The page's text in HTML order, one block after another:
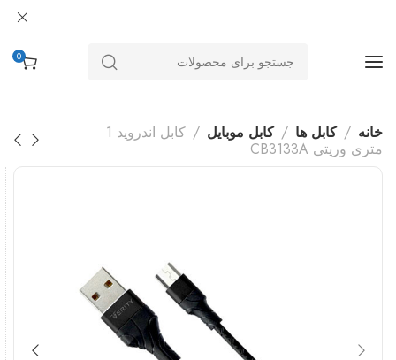
0
خانه کابل ها کابل موبایل
کابل اندروید 1
متری وریتی CB3133A